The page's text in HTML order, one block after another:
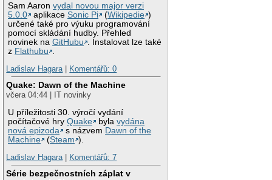
Sam Aaronvydal novou major verzi
5.0.0
aplikaceSonic Pi (Wikipedie )
určené také pro výuku programování
pomocí skládání hudby. Přehled
novinek naGitHubu
. Instalovat lze také
z Flathubu
Ladislav Hagara| Komentářů: 0
Quake: Dawn of the Machine
včera 04:44 | IT novinky
U příležitosti 30. výročí vydání
počítačové hryQuake bylavydána
nová epizoda
s názvem Dawn of the
Machine
(Steam ).
Ladislav Hagara| Komentářů: 7
Série bezpečnostních záplat v